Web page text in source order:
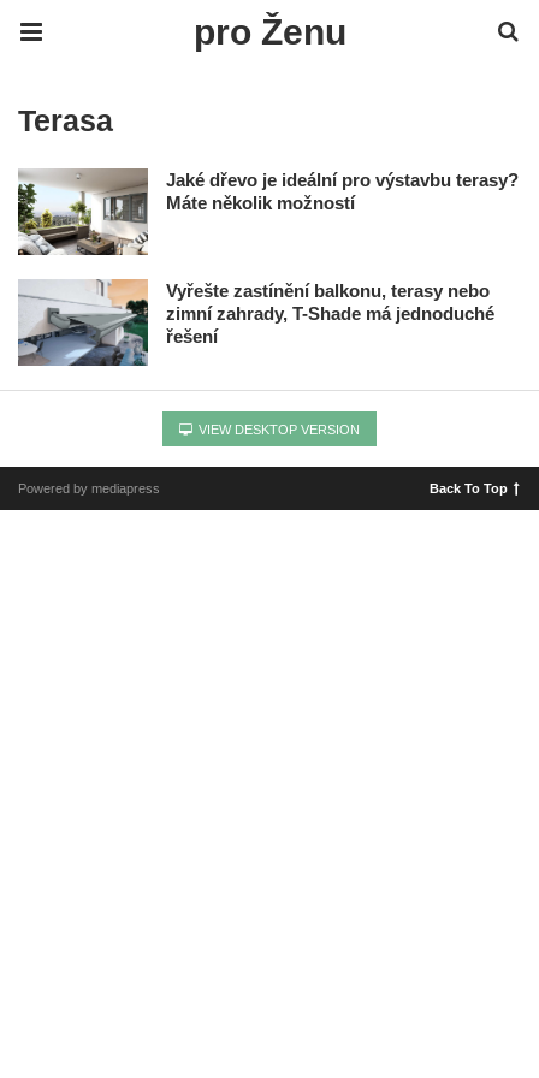
pro Ženu
Terasa
Jaké dřevo je ideální pro výstavbu terasy?
Máte několik možností
Vyřešte zastínění balkonu, terasy nebo
zimní zahrady, T-Shade má jednoduché
řešení
VIEW DESKTOP VERSION
Powered by mediapress Back To Top